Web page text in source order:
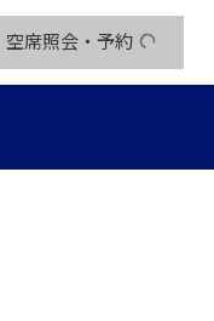
空席照会・予約